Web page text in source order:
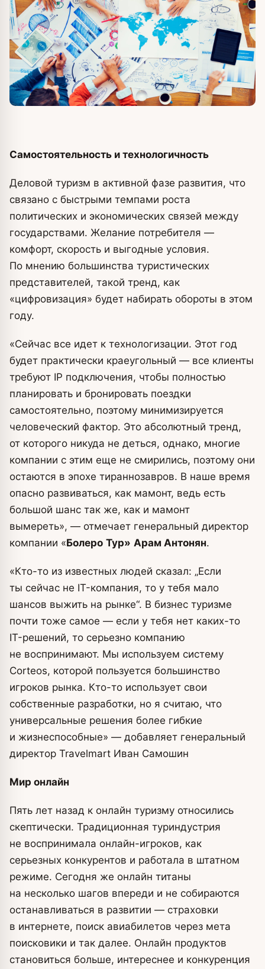
Самостоятельность и технологичность
Деловой туризм в активной фазе развития, что
связано с быстрыми темпами роста
политических и экономических связей между
государствами. Желание потребителя —
комфорт, скорость и выгодные условия.
По мнению большинства туристических
представителей, такой тренд, как
«цифровизация» будет набирать обороты в этом
году.
«Сейчас все идет к технологизации. Этот год
будет практически краеугольный — все клиенты
требуют IP подключения, чтобы полностью
планировать и бронировать поездки
самостоятельно, поэтому минимизируется
человеческий фактор. Это абсолютный тренд,
от которого никуда не деться, однако, многие
компании с этим еще не смирились, поэтому они
остаются в эпохе тираннозавров. В наше время
опасно развиваться, как мамонт, ведь есть
большой шанс так же, как и мамонт
вымереть», — отмечает генеральный директор
компании «Болеро Тур» Арам Антонян.
«Кто-то из известных людей сказал: „Если
ты сейчас не IT-компания, то у тебя мало
шансов выжить на рынке“. В бизнес туризме
почти тоже самое — если у тебя нет каких-то
IT-решений, то серьезно компанию
не воспринимают. Мы используем систему
Corteos, которой пользуется большинство
игроков рынка. Кто-то использует свои
собственные разработки, но я считаю, что
универсальные решения более гибкие
и жизнеспособные» — добавляет генеральный
директор Travelmart Иван Самошин
Мир онлайн
Пять лет назад к онлайн туризму относились
скептически. Традиционная туриндустрия
не воспринимала онлайн-игроков, как
серьезных конкурентов и работала в штатном
режиме. Сегодня же онлайн титаны
на несколько шагов впереди и не собираются
останавливаться в развитии — страховки
в интернете, поиск авиабилетов через мета
поисковики и так далее. Онлайн продуктов
становиться больше, интереснее и конкуренция